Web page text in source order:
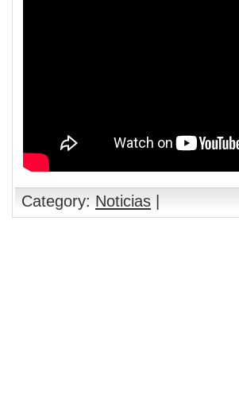
Category: Noticias